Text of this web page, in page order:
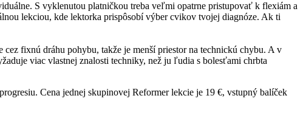
S vyklenutou platničkou treba veľmi opatrne pristupovať k flexiám a
lekciou, kde lektorka prispôsobí výber cvikov tvojej diagnóze. Ak ti
fixnú dráhu pohybu, takže je menší priestor na technickú chybu. A v
viac vlastnej znalosti techniky, než ju ľudia s bolesťami chrbta
Cena jednej skupinovej Reformer lekcie je 19 €, vstupný balíček